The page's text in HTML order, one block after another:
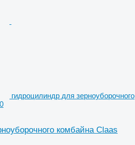
гидроцилиндр для зерноуборочного
комбайна Claas